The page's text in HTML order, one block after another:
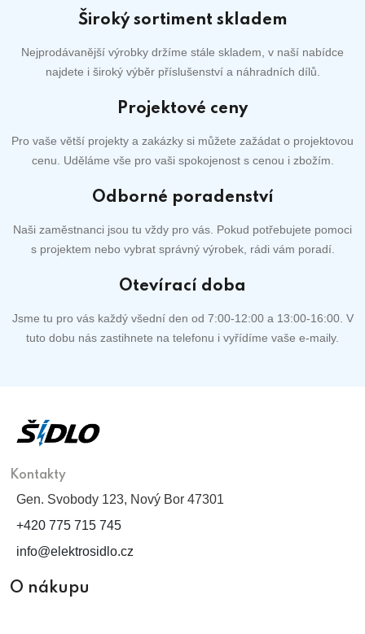
Široký sortiment skladem
Nejprodávanější výrobky držíme stále skladem, v naší nabídce
najdete i široký výběr příslušenství a náhradních dílů.
Projektové ceny
Pro vaše větší projekty a zakázky si můžete zažádat o projektovou
cenu. Uděláme vše pro vaši spokojenost s cenou i zbožím.
Odborné poradenství
Naši zaměstnanci jsou tu vždy pro vás. Pokud potřebujete pomoci
s projektem nebo vybrat správný výrobek, rádi vám poradí.
Otevírací doba
Jsme tu pro vás každý všední den od 7:00-12:00 a 13:00-16:00. V
tuto dobu nás zastihnete na telefonu i vyřídíme vaše e-maily.
Kontakty
Gen. Svobody 123, Nový Bor 47301
+420 775 715 745
info@elektrosidlo.cz
O nákupu